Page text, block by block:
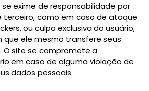
exime de responsabilidade por
terceiro, como em caso de ataque
ou culpa exclusiva do usuário,
que ele mesmo transfere seus
O site se compromete a
em caso de alguma violação de
dados pessoais.